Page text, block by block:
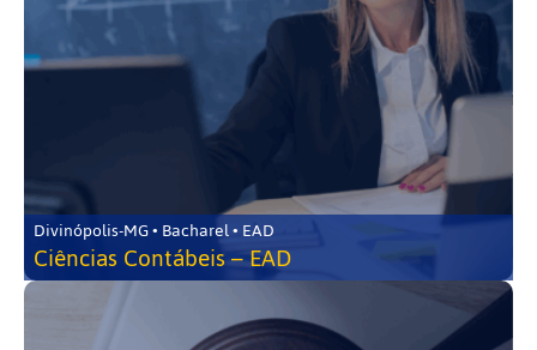
Divinópolis-MG • Bacharel • EAD
Ciências Contábeis – EAD